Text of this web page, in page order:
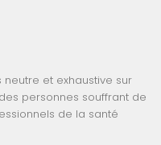
et exhaustive sur
personnes souffrant de
de la santé